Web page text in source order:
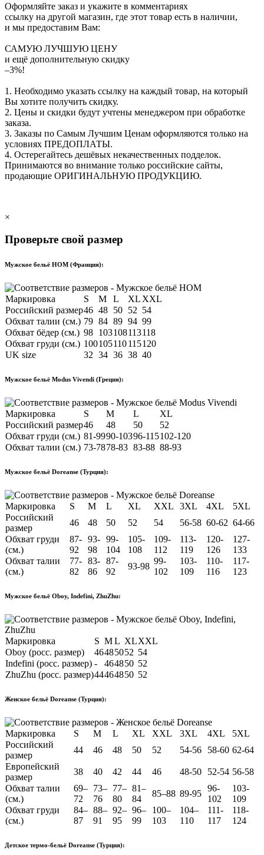
Оформляйте заказ и укажите в комментариях
ссылку на другой магазин, где этот товар есть в наличии,
и мы предоставим Вам:
САМУЮ ЛУЧШУЮ ЦЕНУ
и ещё дополнительную скидку
–3%!
1. Необходимо указать ссылку на каждый товар, на который
Вы хотите получить скидку.
2. Цены и скидки будут учтены менеджером при обработке
заказа.
3. Заказы по Самым Лучшим Ценам оформляются только на
условиях ПРЕДОПЛАТЫ.
4. Остерегайтесь дешёвых некачественных подделок.
Принимаются во внимание только российские сайты,
продающие ОРИГИНАЛЬНУЮ ПРОДУКЦИЮ.
×
Проверьте свой размер
Мужское бельё HOM (Франция):
Маркировка S M L XL XXL
Российский размер46 48 50 52 54
Обхват талии (см.) 79 84 89 94 99
Обхват бёдер (см.) 98 103108113118
Обхват груди (см.) 100105110115120
UK size
32 34 36 38 40
Мужское бельё Modus Vivendi (Греция):
Маркировка S M L
XL
Российский размер46 48 50
52
Обхват груди (см.) 81-9990-10396-115102-120
Обхват талии (см.) 73-7878-83 83-88 88-93
Мужское бельё Doreanse (Турция):
Маркировка S M L XL XXL 3XL 4XL
5XL
Российский
размер
46 48 50 52 54 56-58 60-62 64-66
Обхват груди
(см.)
87-
92
93-
98
99-
104
105-
108
109-
112
113-
119
120-
126
127-
133
Обхват талии
(см.)
77-
82
83-
86
87-
92
93-98
99-
102
103-
109
110-
116
117-
123
Мужское бельё Oboy, Indefini, ZhuZhu:
Маркировка S ML XLXXL
Oboy (росс. размер)
46485052 54
Indefini (росс. размер) - 464850 52
ZhuZhu (росс. размер)44464850 52
Женское бельё Doreanse (Турция):
Маркировка S M L XL XXL 3XL 4XL
5XL
Российский
размер
44 46 48 50 52 54-56 58-60 62-64
Европейский
размер
38 40 42 44 46 48-50 52-54 56-58
Обхват талии
(см.)
69–
72
73–
76
77–
80
81–
84
85–88 89-95
96-
102
103-
109
Обхват груди
(см.)
84–
87
88–
91
92–
95
96–
99
100–
103
104–
110
111-
117
118-
124
Детское термо-бельё Doreanse (Турция):